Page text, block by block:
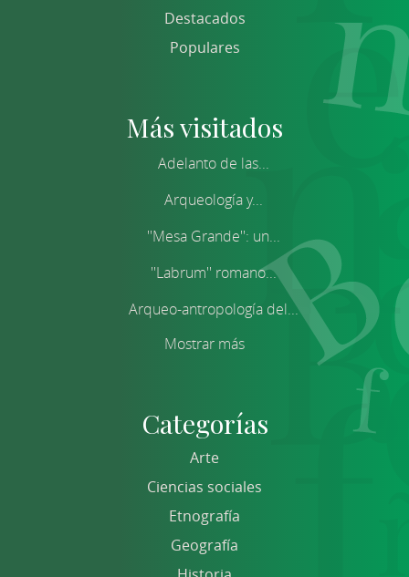
Destacados
Populares
Más visitados
Adelanto de las...
Arqueología y...
''Mesa Grande'': un...
''Labrum'' romano...
Arqueo-antropología del...
Mostrar más
Categorías
Arte
Ciencias sociales
Etnografía
Geografía